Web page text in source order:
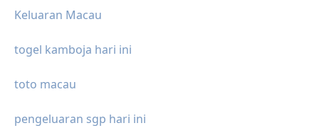
Keluaran Macau
togel kamboja hari ini
toto macau
pengeluaran sgp hari ini